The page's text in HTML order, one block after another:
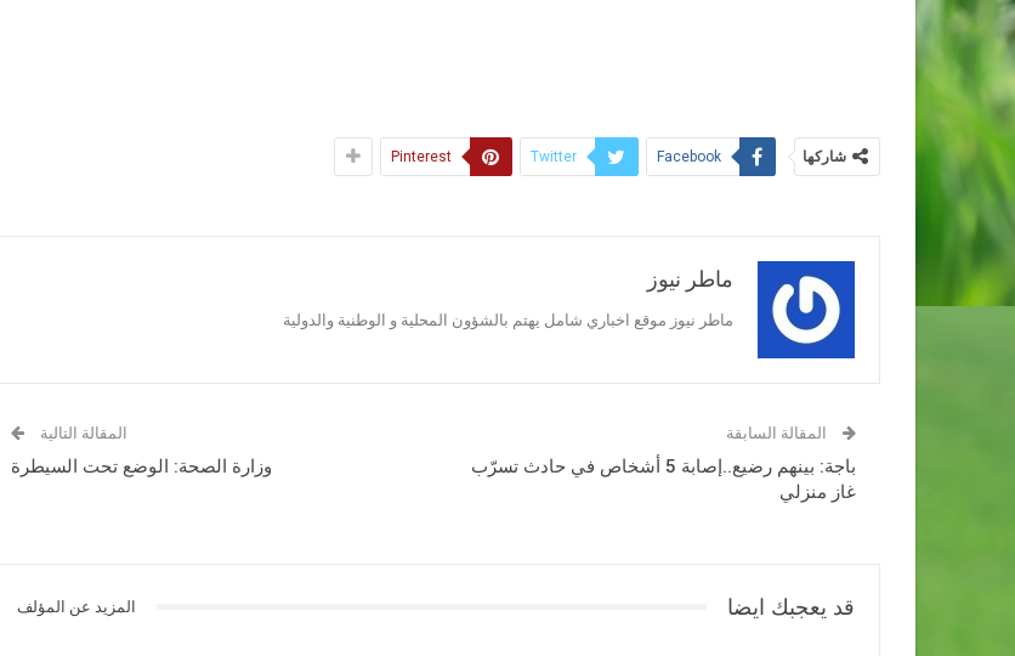
شاركها Facebook
Twitter
Pinterest
ماطر نيوز
ماطر نيوز موقع اخباري شامل يهتم بالشؤون المحلية و الوطنية والدولية
المقالة السابقة
باجة: بينهم رضيع..إصابة 5 أشخاص في حادث تسرّب
غاز منزلي
المقالة التالية
وزارة الصحة: الوضع تحت السيطرة
قد يعجبك ايضا المزيد عن المؤلف